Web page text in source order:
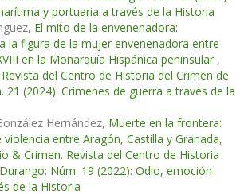
y portuaria a través de la Historia
El mito de la envenenadora:
la figura de la mujer envenenadora entre
en la Monarquía Hispánica peninsular ,
del Centro de Historia del Crimen de
21 (2024): Crímenes de guerra a través de la
Hernández, Muerte en la frontera:
entre Aragón, Castilla y Granada,
& Crimen. Revista del Centro de Historia
Núm. 19 (2022): Odio, emoción
de la Historia